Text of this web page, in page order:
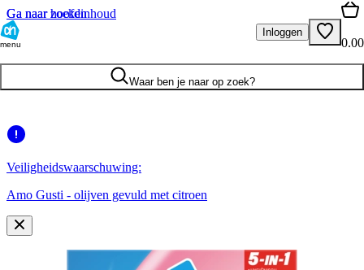
Ga naar hoofdinhoud
Ga naar zoeken
menu
Inloggen
0.00
Waar ben je naar op zoek?
Veiligheidswaarschuwing:
Amo Gusti - olijven gevuld met citroen